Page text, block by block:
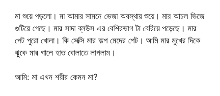
মা শুয়ে পড়লো। মা আমার সামনে ভেজা অবস্থায় শুয়ে। মার আচল ভিজে
গুটিয়ে গেছে। মার সাদা ব্লউস এর বেশিরভাগ টা বেরিয়ে পড়েছে। মার
পেট পুরো খোলা। কি সেক্সি মার অল্প মেদের পেট। আমি মার মুখের দিকে
ঝুকে মার গালে হাত বোলাতে লাগলাম।
আমি: মা এখন শরীর কেমন মা?